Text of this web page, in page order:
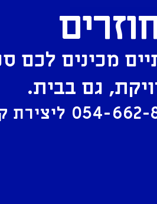
מכינים לכם
גם בבית.
054-662-